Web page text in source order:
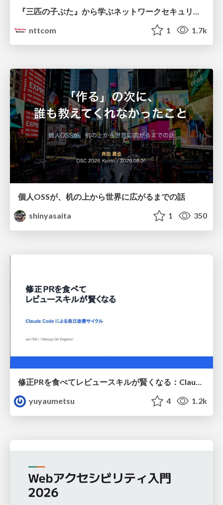
nttcom
1 1.7k
個人OSSが、机の上から世界に広がるまでの話
shinyasaita
1 350
修正PRを食べてレビュースキルが賢くなる：Claude Codeによる自己改善サイクル
yuyaumetsu
4 1.2k